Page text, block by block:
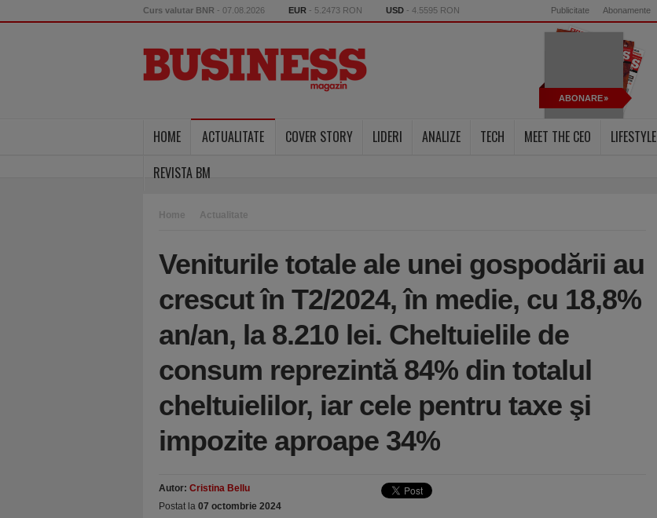
Curs valutar BNR - 07.08.2026 EUR - 5.2473 RON USD - 4.5595 RON Publicitate Abonamente
ABONARE
HOME ACTUALITATE COVER STORY LIDERI ANALIZE TECH MEET THE CEO LIFESTYLE
REVISTA BM
Home Actualitate
Veniturile totale ale unei gospodării au
crescut în T2/2024, în medie, cu 18,8%
an/an, la 8.210 lei. Cheltuielile de
consum reprezintă 84% din totalul
cheltuielilor, iar cele pentru taxe şi
impozite aproape 34%
Autor: Cristina Bellu
Postat la 07 octombrie 2024